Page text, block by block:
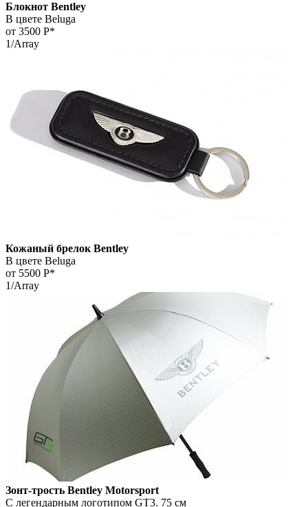
Блокнот Bentley
В цвете Beluga
от 3500 Р*
1/Array
Кожаный брелок Bentley
В цвете Beluga
от 5500 Р*
1/Array
Зонт-трость Bentley Motorsport
С легендарным логотипом GT3. 75 см